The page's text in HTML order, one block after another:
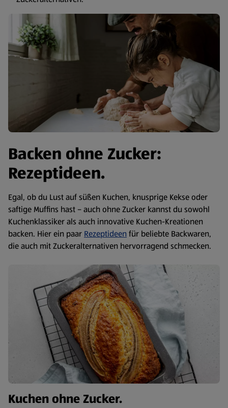
Backen ohne Zucker:
Rezeptideen.
Egal, ob du Lust auf süßen Kuchen, knusprige Kekse oder
saftige Muffins hast – auch ohne Zucker kannst du sowohl
Kuchenklassiker als auch innovative Kuchen-Kreationen
backen. Hier ein paar Rezeptideen für beliebte Backwaren,
die auch mit Zuckeralternativen hervorragend schmecken.
Kuchen ohne Zucker.